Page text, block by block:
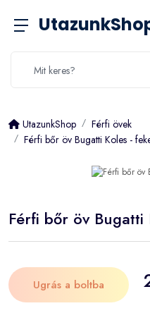
UtazunkShop
Férfi övek
Férfi bőr öv Bugatti Koles -
Férfi bőr öv Bugatti
Ugrás a boltba